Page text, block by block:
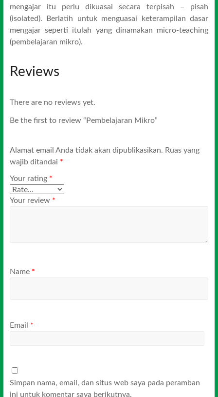
mengajar itu perlu dikuasai secara terpisah – pisah
(isolated). Berlatih untuk menguasai keterampilan dasar
mengajar seperti itulah yang dinamakan micro-teaching
(pembelajaran mikro).
Reviews
There are no reviews yet.
Be the first to review “Pembelajaran Mikro”
Alamat email Anda tidak akan dipublikasikan. Ruas yang
wajib ditandai *
Your rating *
Your review *
Name *
Email *
Simpan nama, email, dan situs web saya pada peramban
ini untuk komentar saya berikutnya.